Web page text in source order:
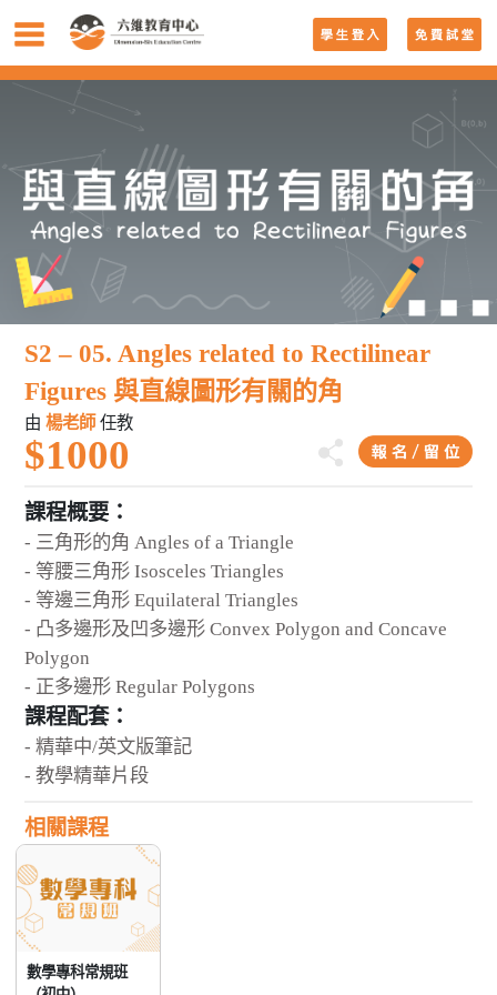
S2 – 05. Angles related to Rectilinear
Figures 與直線圖形有關的角
由楊老師 任教
$1000
課程概要：
- 三角形的角 Angles of a Triangle
- 等腰三角形 Isosceles Triangles
- 等邊三角形 Equilateral Triangles
- 凸多邊形及凹多邊形 Convex Polygon and Concave
Polygon
- 正多邊形 Regular Polygons
課程配套：
- 精華中/英文版筆記
- 教學精華片段
相關課程
數學專科常規班